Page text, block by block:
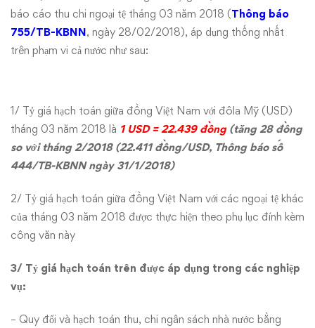
năm
2018
báo cáo thu chi ngoại tệ tháng 03 năm 2018 (Thông báo
755/TB-KBNN, ngày 28/02/2018), áp dụng thống nhất
trên phạm vi cả nước như sau:
1/ Tỷ giá hạch toán giữa đồng Việt Nam với đôla Mỹ (USD)
tháng 03 năm 2018 là 1 USD = 22.439 đồng(tăng 28 đồng
so với tháng 2/2018 (22.411 đồng/USD, Thông báo số
444/TB-KBNNngày 31/1/2018)
2/ Tỷ giá hạch toán giữa đồng Việt Nam với các ngoại tệ khác
của tháng 03 năm 2018 được thực hiện theo phụ lục đính kèm
công văn này
3/ Tỷ giá hạch toán trên được áp dụng trong các nghiệp
vụ:
– Quy đổi và hạch toán thu, chi ngân sách nhà nước bằng